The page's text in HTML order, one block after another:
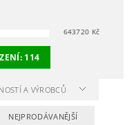
643720 Kč
114
A VÝROBCŮ
NEJPRODÁVANĚJŠÍ